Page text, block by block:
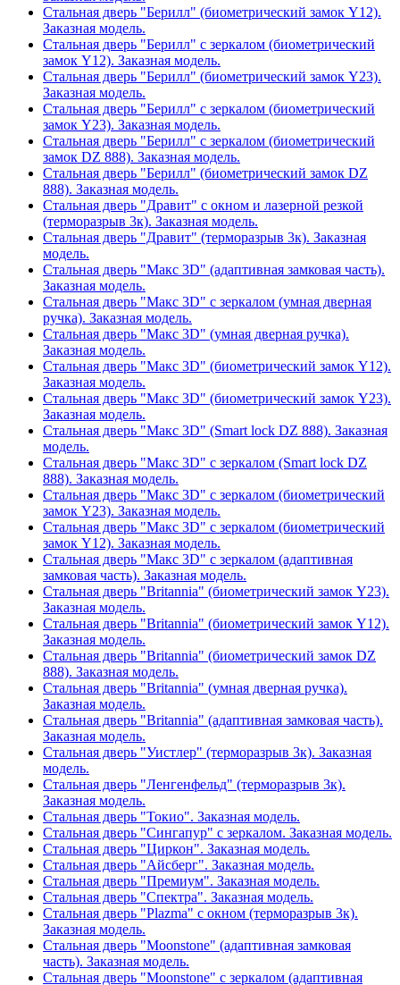
Стальная дверь "Берилл" (биометрический замок Y12).
Заказная модель.
Стальная дверь "Берилл" с зеркалом (биометрический
замок Y12). Заказная модель.
Стальная дверь "Берилл" (биометрический замок Y23).
Заказная модель.
Стальная дверь "Берилл" с зеркалом (биометрический
замок Y23). Заказная модель.
Стальная дверь "Берилл" с зеркалом (биометрический
замок DZ 888). Заказная модель.
Стальная дверь "Берилл" (биометрический замок DZ
888). Заказная модель.
Стальная дверь "Дравит" с окном и лазерной резкой
(терморазрыв 3к). Заказная модель.
Стальная дверь "Дравит" (терморазрыв 3к). Заказная
модель.
Стальная дверь "Макс 3D" (адаптивная замковая часть).
Заказная модель.
Стальная дверь "Макс 3D" с зеркалом (умная дверная
ручка). Заказная модель.
Стальная дверь "Макс 3D" (умная дверная ручка).
Заказная модель.
Стальная дверь "Макс 3D" (биометрический замок Y12).
Заказная модель.
Стальная дверь "Макс 3D" (биометрический замок Y23).
Заказная модель.
Стальная дверь "Макс 3D" (Smart lock DZ 888). Заказная
модель.
Стальная дверь "Макс 3D" с зеркалом (Smart lock DZ
888). Заказная модель.
Стальная дверь "Макс 3D" с зеркалом (биометрический
замок Y23). Заказная модель.
Стальная дверь "Макс 3D" с зеркалом (биометрический
замок Y12). Заказная модель.
Стальная дверь "Макс 3D" с зеркалом (адаптивная
замковая часть). Заказная модель.
Стальная дверь "Britannia" (биометрический замок Y23).
Заказная модель.
Стальная дверь "Britannia" (биометрический замок Y12).
Заказная модель.
Стальная дверь "Britannia" (биометрический замок DZ
888). Заказная модель.
Стальная дверь "Britannia" (умная дверная ручка).
Заказная модель.
Стальная дверь "Britannia" (адаптивная замковая часть).
Заказная модель.
Стальная дверь "Уистлер" (терморазрыв 3к). Заказная
модель.
Стальная дверь "Ленгенфельд" (терморазрыв 3к).
Заказная модель.
Стальная дверь "Токио". Заказная модель.
Стальная дверь "Сингапур" с зеркалом. Заказная модель.
Стальная дверь "Циркон". Заказная модель.
Стальная дверь "Айсберг". Заказная модель.
Стальная дверь "Премиум". Заказная модель.
Стальная дверь "Спектра". Заказная модель.
Стальная дверь "Plazma" с окном (терморазрыв 3к).
Заказная модель.
Стальная дверь "Moonstone" (адаптивная замковая
часть). Заказная модель.
Стальная дверь "Moonstone" с зеркалом (адаптивная